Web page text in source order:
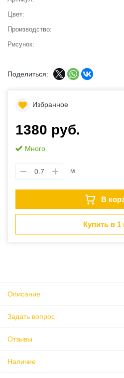
Цвет
Производство
Рисунок
Поделиться:
Избранное
1380 руб.
Много
м
В
Купить в 1
Описание
Задать вопрос
Отзывы
Наличие